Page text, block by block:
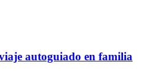
autoguiado en familia